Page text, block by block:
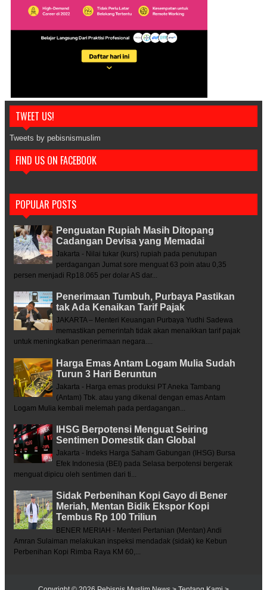
TWEET US!
Tweets by pebisnismuslim
FIND US ON FACEBOOK
POPULAR POSTS
Penguatan Rupiah Masih Ditopang
Cadangan Devisa yang Memadai
Jakarta - Nilai tukar (kurs) rupiah pada penutupan
perdagangan Jumat sore menguat 63 poin atau 0,35
persen menjadi Rp18.065 per dolar AS dar...
Penerimaan Tumbuh, Purbaya Pastikan
tak Ada Kenaikan Tarif Pajak
JAKARTA – Menteri Keuangan Purbaya Yudhi Sadewa
memastikan pemerintah tidak akan menaikkan tarif pajak
untuk meningkatkan penerimaan negara....
Harga Emas Antam Logam Mulia Sudah
Turun 3 Hari Beruntun
Jakarta - Harga emas produksi PT Aneka Tambang
(Antam) Tbk. atau yang dikenal dengan emas Antam
Logam Mulia kembali melemah pada perdagangan...
IHSG Berpotensi Menguat Seiring
Sentimen Domestik dan Global
Jakarta - Indeks Harga Saham Gabungan (IHSG) Bursa
Efek Indonesia (BEI) pada Selasa berpotensi bergerak
menguat dipicu oleh sentimen dari ti...
Sidak Perbenihan Kopi Gayo di Bener
Meriah, Mentan Bidik Ekspor Kopi
Tembus Rp 100 Triliun
BENER MERIAH - Menteri Pertanian (Mentan) Andi
Amran Sulaiman melakukan inspeksi mendadak (sidak) ke Kebun
Perbenihan Kopi Rimba Raya KM 60,...